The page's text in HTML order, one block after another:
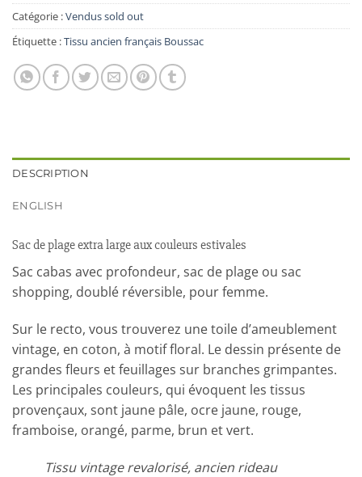
Catégorie :Vendus sold out
Étiquette :Tissu ancien français Boussac
DESCRIPTION
ENGLISH
Sac de plage extra large aux couleurs estivales
Sac cabas avec profondeur, sac de plage ou sac
shopping, doublé réversible, pour femme.
Sur le recto, vous trouverez une toile d’ameublement
vintage, en coton, à motif floral. Le dessin présente de
grandes fleurs et feuillages sur branches grimpantes.
Les principales couleurs, qui évoquent les tissus
provençaux, sont jaune pâle, ocre jaune, rouge,
framboise, orangé, parme, brun et vert.
Tissu vintage revalorisé, ancien rideau